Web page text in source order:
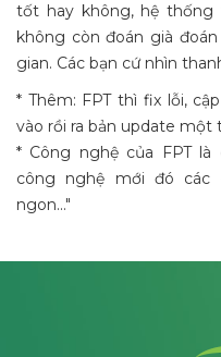
tốt hay không, hệ thống
không còn đoán già
gian. Các bạn cứ nhìn
* Thêm: FPT thì fix lỗi,
vào rồi ra bản update một
* Công nghệ của FPT
công nghệ mới đó các
ngon..."